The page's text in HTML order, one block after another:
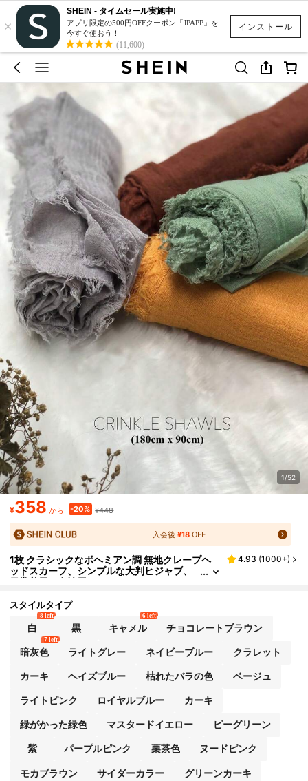
インストール
×
SHEIN - タイムセール実施中!
アプリ限定の500円OFFクーポン「JPAPP」を
今すぐ使おう！
(11,600)
1/52
¥358 から -20% ¥448
入会後¥18 OFF
1枚 クラシックなボヘミアン調 無地クレープヘ
ッドスカーフ、シンプルな大判ヒジャブ、
日常着用の女性用ヘッドスカーフ ショール
4.93 (1000+)
スタイルタイプ
白
8 left
黒 キャメル
6 left
チョコレートブラウン
暗灰色
7 left
ライトグレー ネイビーブルー クラレット
カーキ ヘイズブルー 枯れたバラの色 ベージュ
ライトピンク ロイヤルブルー カーキ
緑がかった緑色 マスタードイエロー ピーグリーン
紫 パープルピンク 栗茶色 ヌードピンク
モカブラウン サイダーカラー グリーンカーキ